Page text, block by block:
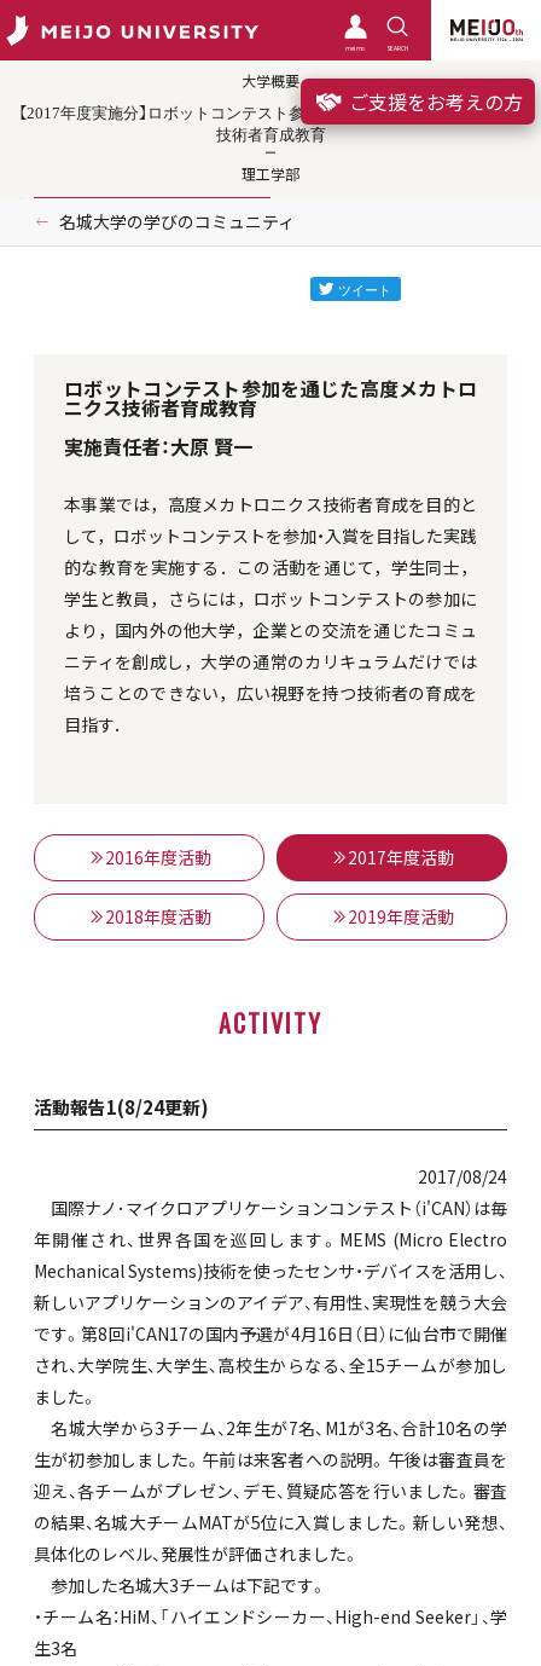
meimo SEARCH
ご支援をお考えの方
大学概要
【2017年度実施分】ロボットコンテスト参加を通じた高度メカトロニクス
技術者育成教育
理工学部
名城大学の学びのコミュニティ
ロボットコンテスト参加を通じた高度メカトロ
ニクス技術者育成教育
実施責任者：大原 賢一
本事業では，高度メカトロニクス技術者育成を目的と
して，ロボットコンテストを参加・入賞を目指した実践
的な教育を実施する．この活動を通じて，学生同士，
学生と教員，さらには，ロボットコンテストの参加に
より，国内外の他大学，企業との交流を通じたコミュ
ニティを創成し，大学の通常のカリキュラムだけでは
培うことのできない，広い視野を持つ技術者の育成を
目指す．
2016年度活動 2017年度活動
2018年度活動 2019年度活動
ACTIVITY
活動報告1(8/24更新)
2017/08/24
国際ナノ･マイクロアプリケーションコンテスト（i'CAN）は毎
年開催され、世界各国を巡回します。MEMS (Micro Electro
Mechanical Systems)技術を使ったセンサ・デバイスを活用し、
新しいアプリケーションのアイデア、有用性、実現性を競う大会
です。第8回i'CAN17の国内予選が4月16日（日）に仙台市で開催
され、大学院生、大学生、高校生からなる、全15チームが参加し
ました。
名城大学から3チーム、2年生が7名、M1が3名、合計10名の学
生が初参加しました。午前は来客者への説明。午後は審査員を
迎え、各チームがプレゼン、デモ、質疑応答を行いました。審査
の結果、名城大チームMATが5位に入賞しました。新しい発想、
具体化のレベル、発展性が評価されました。
参加した名城大3チームは下記です。
・チーム名：HiM、「ハイエンドシーカー、High-end Seeker」、学
生3名